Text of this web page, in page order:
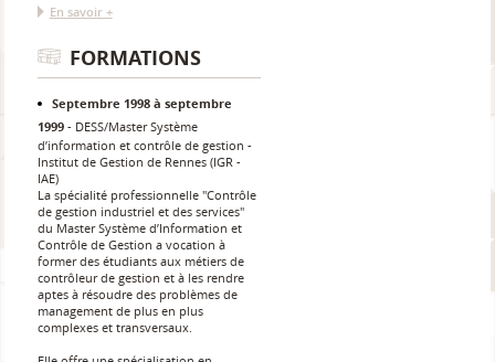
En savoir +
FORMATIONS
Septembre 1998 à septembre
1999
DESS/Master Système
d’information et contrôle de gestion
Institut de Gestion de Rennes (IGR -
IAE)
La spécialité professionnelle "Contrôle
de gestion industriel et des services"
du Master Système d’Information et
Contrôle de Gestion a vocation à
former des étudiants aux métiers de
contrôleur de gestion et à les rendre
aptes à résoudre des problèmes de
management de plus en plus
complexes et transversaux.